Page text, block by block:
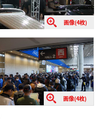
画像(4枚)
画像(4枚)